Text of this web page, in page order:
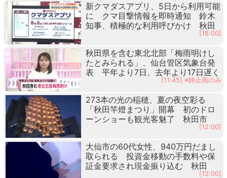
新クマダスアプリ、5日から利用可能
に クマ目撃情報を即時通知 鈴木
知事、積極的な利用呼びかけ 秋田
[18:00]
秋田県を含む東北北部「梅雨明けし
たとみられる」、仙台管区気象台発
表 平年より7日、去年より17日遅く
[11:45] ※静止画のみ
273本の光の稲穂、夏の夜空彩る
「秋田竿燈まつり」開幕 初のドロ
ーンショーも観光客魅了 秋田市
[12:00]
大仙市の60代女性、940万円だまし
取られる 投資金移動の手数料や保
証金要求され現金振り込む 秋田
[12:00]